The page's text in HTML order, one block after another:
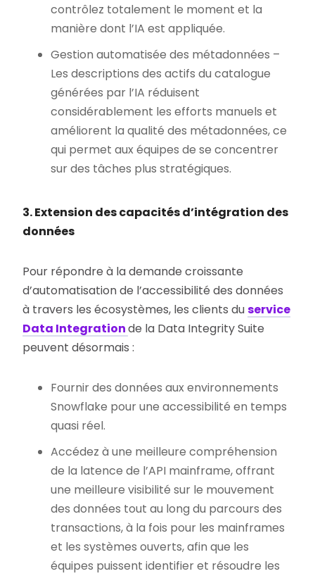
contrôlez totalement le moment et la
manière dont l’IA est appliquée.
Gestion automatisée des métadonnées –
Les descriptions des actifs du catalogue
générées par l’IA réduisent
considérablement les efforts manuels et
améliorent la qualité des métadonnées, ce
qui permet aux équipes de se concentrer
sur des tâches plus stratégiques.
3. Extension des capacités d’intégration des
données
Pour répondre à la demande croissante
d’automatisation de l’accessibilité des données
à travers les écosystèmes, les clients duservice
Data Integrationde la Data Integrity Suite
peuvent désormais :
Fournir des données aux environnements
Snowflake pour une accessibilité en temps
quasi réel.
Accédez à une meilleure compréhension
de la latence de l’API mainframe, offrant
une meilleure visibilité sur le mouvement
des données tout au long du parcours des
transactions, à la fois pour les mainframes
et les systèmes ouverts, afin que les
équipes puissent identifier et résoudre les